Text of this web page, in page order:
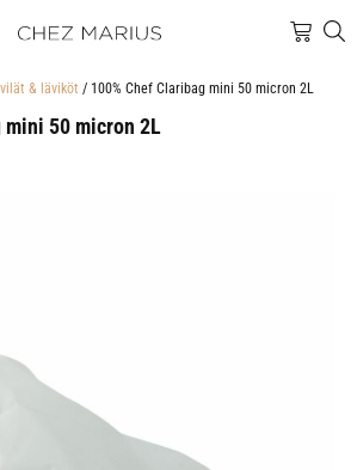
& läviköt / 100% Chef Claribag mini 50 micron 2L
mini 50 micron 2L